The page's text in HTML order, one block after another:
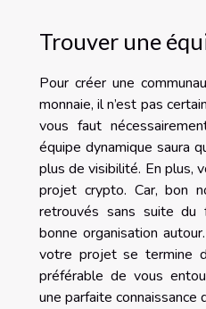
Trouver une
Pour créer une
monnaie, il n’est pas
vous faut
équipe dynamique saura
plus de visibilité. En plus,
projet crypto. Car, bon
retrouvés sans suite du
bonne organisation
votre projet se termine
préférable de vous
une parfaite connaissance